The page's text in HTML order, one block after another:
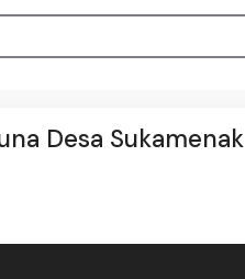
Desa Sukamenak